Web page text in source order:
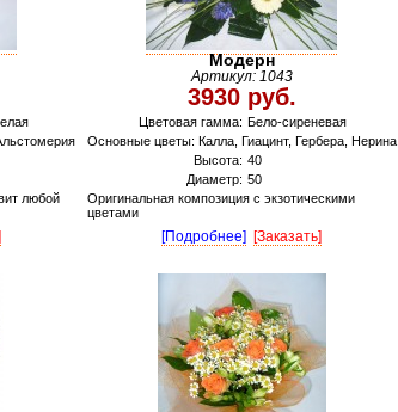
любой
Модерн
Артикул: 1043
3930 руб.
Цветовая гамма: Бело-сиреневая
Основные цветы: Калла, Гиацинт, Гербера, Нерина
Высота: 40
Диаметр: 50
Оригинальная композиция с экзотическими
цветами
[Подробнее] [Заказать]